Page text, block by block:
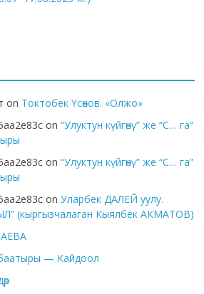
on Токтобек Үсөнов. «Олжо»
on“Улуктун күйгөнү” же “С… га”
on“Улуктун күйгөнү” же “С… га”
onУларбек ДАЛЕЙ уулу.
(кыргызчалаган Кыялбек АКМАТОВ)
— Кайдоол